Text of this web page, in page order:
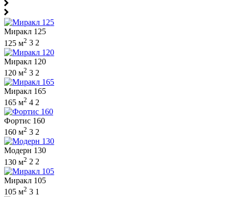
Миракл 125
125 м2 3 2
Миракл 120
120 м2 3 2
Миракл 165
165 м2 4 2
Фортис 160
160 м2 3 2
Модерн 130
130 м2 2 2
Миракл 105
105 м2 3 1